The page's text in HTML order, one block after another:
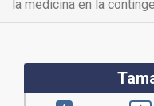
la medicina en la